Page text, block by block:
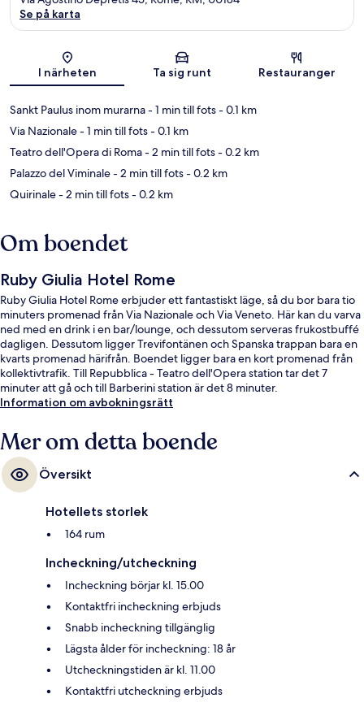
Karta
Se på karta
I närheten Ta sig runt Restauranger
Sankt Paulus inom murarna- 1 min till fots- 0.1 km
Via Nazionale- 1 min till fots- 0.1 km
Teatro dell'Opera di Roma- 2 min till fots- 0.2 km
Palazzo del Viminale- 2 min till fots- 0.2 km
Quirinale- 2 min till fots- 0.2 km
Om boendet
Ruby Giulia Hotel Rome
Ruby Giulia Hotel Rome erbjuder ett fantastiskt läge, så du bor bara tio
minuters promenad från Via Nazionale och Via Veneto. Här kan du varva
ned med en drink i en bar/lounge, och dessutom serveras frukostbuffé
dagligen. Dessutom ligger Trevifontänen och Spanska trappan bara en
kvarts promenad härifrån. Boendet ligger bara en kort promenad från
kollektivtrafik. Till Repubblica - Teatro dell'Opera station tar det 7
minuter att gå och till Barberini station är det 8 minuter.
Information om avbokningsrätt
Mer om detta boende
Översikt
Hotellets storlek
164 rum
Incheckning/utcheckning
Incheckning börjar kl. 15.00
Kontaktfri incheckning erbjuds
Snabb incheckning tillgänglig
Lägsta ålder för incheckning: 18 år
Utcheckningstiden är kl. 11.00
Kontaktfri utcheckning erbjuds